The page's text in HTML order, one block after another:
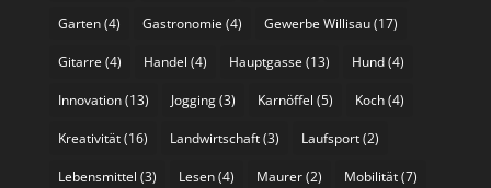
Garten(4) Gastronomie (4) Gewerbe Willisau(17)
Gitarre (4) Handel (4) Hauptgasse (13) Hund(4)
Innovation(13) Jogging(3) Karnöffel (5) Koch(4)
Kreativität(16) Landwirtschaft(3) Laufsport(2)
Lebensmittel (3) Lesen(4) Maurer(2) Mobilität(7)